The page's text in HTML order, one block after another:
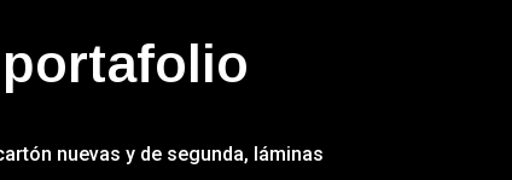
nuevas y de segunda, láminas